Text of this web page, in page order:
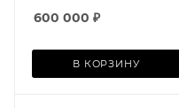
600 000 ₽
В КОРЗИНУ